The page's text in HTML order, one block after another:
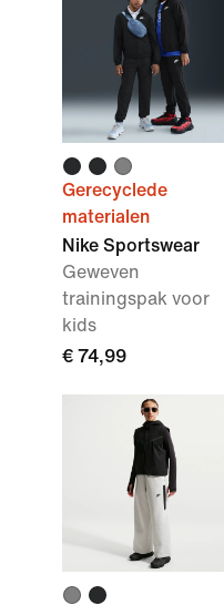
Gerecyclede
materialen
Nike Sportswear
Geweven
trainingspak voor
kids
€ 74,99